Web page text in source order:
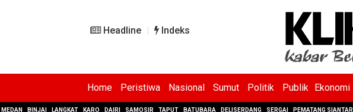
Headline Indeks
Home Peristiwa Nasional Sumut Politik Publik Ekonomi
MEDAN BINJAI LANGKAT KARO DAIRI SAMOSIR TAPUT BATUBARA DELISERDANG SERGAI PEMATANG SIANTAR